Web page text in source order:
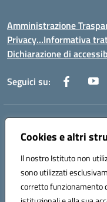
Cookies e altri
Il nostro Istituto non
sono utilizzati
corretto funzionamento
Amministrazione
Privacy…Informativa
Dichiarazione di
Seguici su:
Indirizzo:
Centralino:089 201032
Codice fiscale: 80028930651
Codice meccanografico:
Codice unico di fatturazione